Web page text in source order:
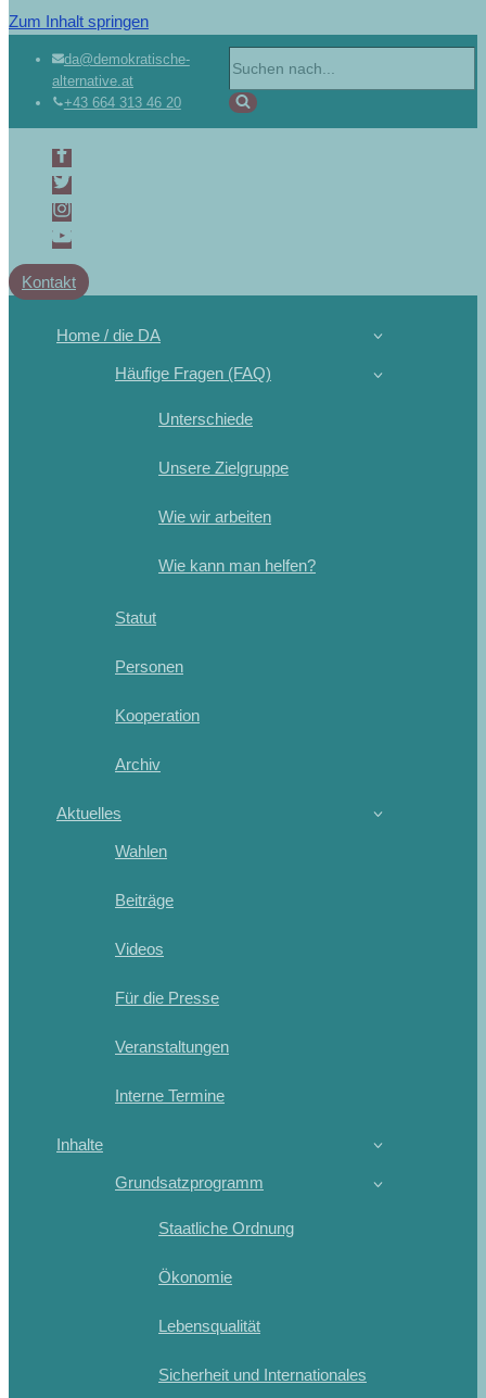
Zum Inhalt springen
da@demokratische-
alternative.at
+43 664 313 46 20
Kontakt
Home / die DA
Häufige Fragen (FAQ)
Unterschiede
Unsere Zielgruppe
Wie wir arbeiten
Wie kann man helfen?
Statut
Personen
Kooperation
Archiv
Aktuelles
Wahlen
Beiträge
Videos
Für die Presse
Veranstaltungen
Interne Termine
Inhalte
Grundsatzprogramm
Staatliche Ordnung
Ökonomie
Lebensqualität
Sicherheit und Internationales